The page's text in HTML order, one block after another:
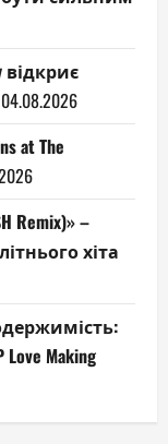
відкриє
04.08.2026
at The
Remix)» –
хіта
Making